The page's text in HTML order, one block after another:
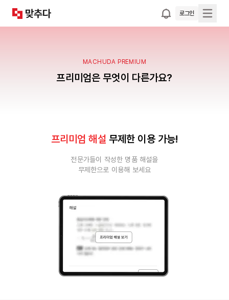
로그인
MACHUDA PREMIUM
프리미엄은 무엇이 다른가요?
프리미엄 해설 무제한 이용 가능!
전문가들이 작성한 명품 해설을
무제한으로 이용해 보세요